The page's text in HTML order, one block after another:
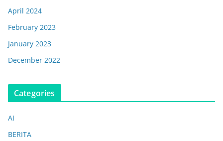
April 2024
February 2023
January 2023
December 2022
Categories
AI
BERITA